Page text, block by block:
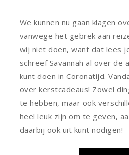
We kunnen nu gaan klagen
vanwege het gebrek aan
wij niet doen, want dat lees
schreef Savannah al over de
kunt doen in Coronatijd.
over kerstcadeaus! Zowel
te hebben, maar ook
heel leuk zijn om te geven,
daarbij ook uit kunt nodigen!